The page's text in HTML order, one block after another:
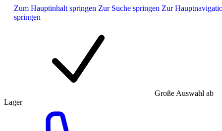
Zum Hauptinhalt springen Zur Suche springen Zur
springen
Große Auswahl ab
Lager